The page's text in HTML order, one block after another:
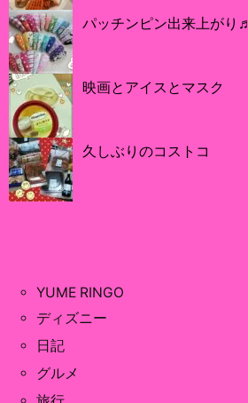
パッチンピン出来上がり♬
映画とアイスとマスク
久しぶりのコストコ
YUME RINGO
ディズニー
日記
グルメ